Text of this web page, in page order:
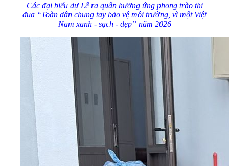
Các đại biểu dự Lễ ra quân hưởng ứng phong trào thi
đua “Toàn dân chung tay bảo vệ môi trường, vì một Việt
Nam xanh - sạch - đẹp” năm 2026